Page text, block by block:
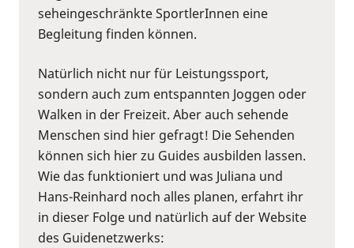
seheingeschränkte SportlerInnen eine
Begleitung finden können.
Natürlich nicht nur für Leistungssport,
sondern auch zum entspannten Joggen oder
Walken in der Freizeit. Aber auch sehende
Menschen sind hier gefragt! Die Sehenden
können sich hier zu Guides ausbilden lassen.
Wie das funktioniert und was Juliana und
Hans-Reinhard noch alles planen, erfahrt ihr
in dieser Folge und natürlich auf der Website
des Guidenetzwerks: